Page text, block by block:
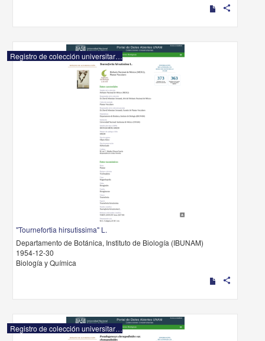
share
Registro de colección universitaria
"Tournefortia hirsutissima" L.
Departamento de Botánica, Instituto de Biología (IBUNAM)
1954-12-30
Biología y Química
share
Registro de colección universitaria